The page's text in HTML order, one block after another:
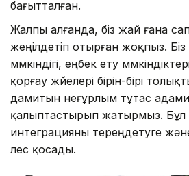
бағытталған.
Жалпы алғанда, біз жай ғана
жеңілдетіп отырған жоқпыз. Біз
мүмкіндігі, еңбек ету
қорғау жүйелері бірін-бірі
дамитын неғұрлым тұтас адами
қалыптастырып жатырмыз. Бұл
интеграцияны тереңдетуге
үлес қосады.